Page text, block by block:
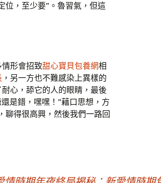
位，至少要”。魯習氣，但這
形會招致甜心寶貝包養網相
，另一方也不難感染上異樣的
心，舔它的人的眼睛，最後
是錯，嘿嘿！”藉口思想，方
聊得很高興，然後我們一路回